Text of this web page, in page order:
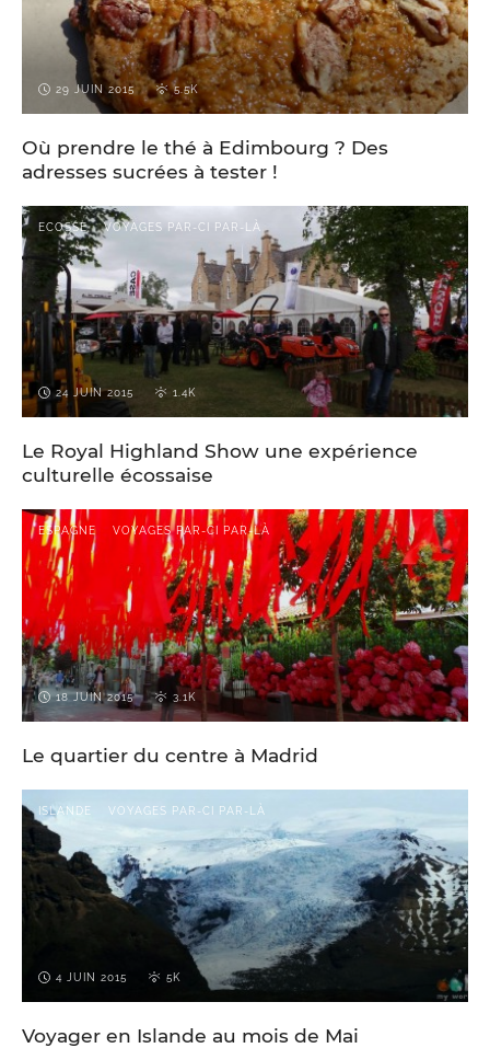
29 JUIN 2015 5.5K
Où prendre le thé à Edimbourg ? Des
adresses sucrées à tester !
ECOSSE VOYAGES PAR-CI PAR-LÀ
24 JUIN 2015 1.4K
Le Royal Highland Show une expérience
culturelle écossaise
ESPAGNE VOYAGES PAR-CI PAR-LÀ
18 JUIN 2015 3.1K
Le quartier du centre à Madrid
ISLANDE VOYAGES PAR-CI PAR-LÀ
4 JUIN 2015 5K
Voyager en Islande au mois de Mai